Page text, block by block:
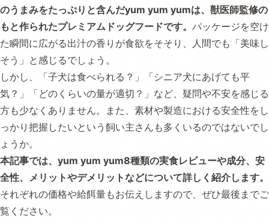
のうまみをたっぷりと含んだyum yum yumは、獣医師監修の
もと作られたプレミアムドッグフードです。 パッケージを空け
た瞬間に広がる出汁の香りが食欲をそそり、人間でも「美味し
そう」と感じるでしょう。
しかし、「子犬は食べられる？」「シニア犬にあげても平
気？」「どのくらいの量が適切？」など、疑問や不安を感じる
方も少なくありません。また、素材や製造における安全性をし
っかり把握したいという飼い主さんも多くいるのではないでし
ょうか。
本記事では、yum yum yum8種類の実食レビューや成分、安
全性、メリットやデメリットなどについて詳しく紹介します。
それぞれの価格や給餌量もお伝えしますので、ぜひ最後までご
覧ください。